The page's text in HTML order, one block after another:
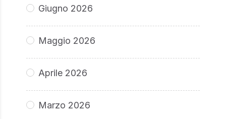
Giugno 2026
Maggio 2026
Aprile 2026
Marzo 2026